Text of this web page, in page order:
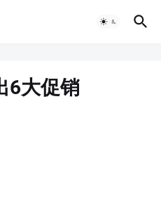
6大促销